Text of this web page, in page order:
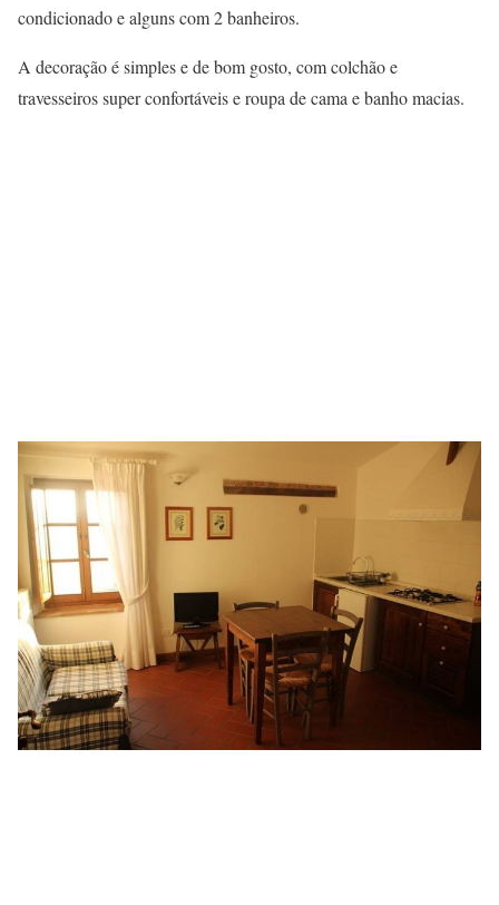
condicionado e alguns com 2 banheiros.
A decoração é simples e de bom gosto, com colchão e
travesseiros super confortáveis e roupa de cama e banho macias.